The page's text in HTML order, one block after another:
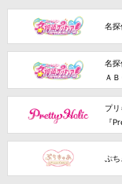
名探
名探
Ａ
プ
『
ぷ